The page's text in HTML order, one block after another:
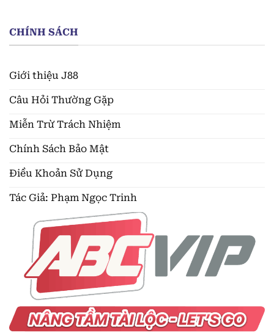
CHÍNH SÁCH
Giới thiệu J88
Câu Hỏi Thường Gặp
Miễn Trừ Trách Nhiệm
Chính Sách Bảo Mật
Điều Khoản Sử Dụng
Tác Giả: Phạm Ngọc Trinh